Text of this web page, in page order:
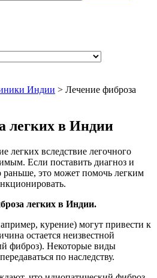
Индии > Лечение фиброза
легких в Индии
легких вследствие легочного
Если поставить диагноз и
раньше, это может помочь легким
легких в Индии.
курение) могут привести к
остается неизвестной
фиброз). Некоторые виды
по наследству.